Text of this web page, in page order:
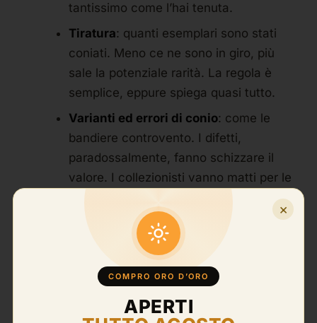
tantissimo come l’hai tenuta.
Tiratura: quanti esemplari sono stati
coniati. Meno ce ne sono in giro, più
sale la potenziale rarità. La regola è
semplice, eppure spiega quasi tutto.
Varianti ed errori di conio: come le
bandiere controvento. I difetti,
paradossalmente, fanno schizzare il
valore. I collezionisti vanno matti per le
imperfezioni.
Domanda del mercato
: alla fine vale
quello che qualcuno è disposto a
pagare. E il mercato cambia, respira, si
muove.
Una cosa la chiarisco, perché è il cuore del mio
×
COMPRO ORO D’ORO
APERTI